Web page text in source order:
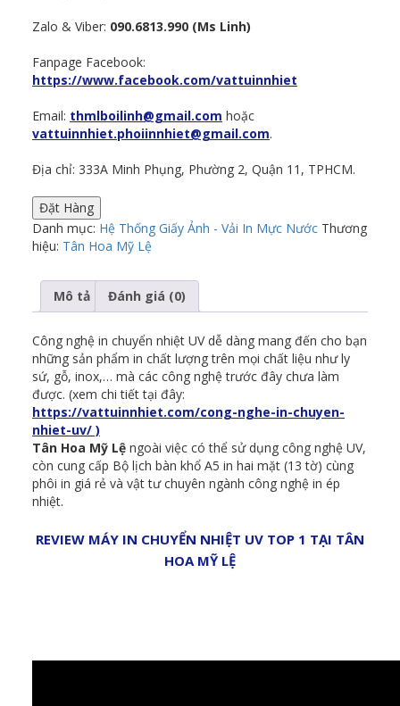
Zalo & Viber: 090.6813.990 (Ms Linh)
Fanpage Facebook:
https://www.facebook.com/vattuinnhiet
Email: thmlboilinh@gmail.com hoặc
vattuinnhiet.phoiinnhiet@gmail.com.
Địa chỉ: 333A Minh Phụng, Phường 2, Quận 11, TPHCM.
Đặt Hàng
Danh mục: Hệ Thống Giấy Ảnh - Vải In Mực Nước Thương
hiệu: Tân Hoa Mỹ Lệ
Mô tả Đánh giá (0)
Công nghệ in chuyển nhiệt UV dễ dàng mang đến cho bạn
những sản phẩm in chất lượng trên mọi chất liệu như ly
sứ, gỗ, inox,… mà các công nghệ trước đây chưa làm
được. (xem chi tiết tại đây:
https://vattuinnhiet.com/cong-nghe-in-chuyen-
nhiet-uv/ )
Tân Hoa Mỹ Lệ ngoài việc có thể sử dụng công nghệ UV,
còn cung cấp Bộ lịch bàn khổ A5 in hai mặt (13 tờ) cùng
phôi in giá rẻ và vật tư chuyên ngành công nghệ in ép
nhiệt.
REVIEW MÁY IN CHUYỂN NHIỆT UV TOP 1 TẠI TÂN
HOA MỸ LỆ